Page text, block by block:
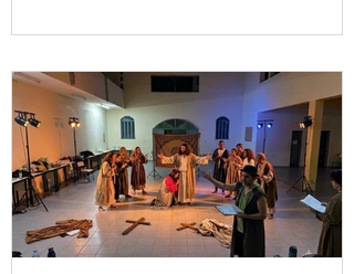
prestação de serviços de Minas
Gerais